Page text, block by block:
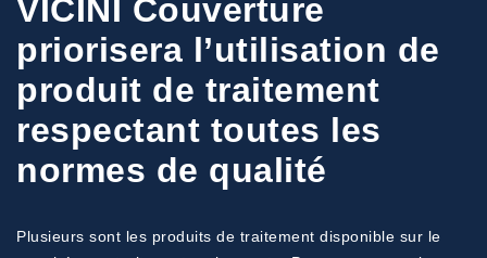
VICINI Couverture
priorisera l’utilisation de
produit de traitement
respectant toutes les
normes de qualité
Plusieurs sont les produits de traitement disponible sur le